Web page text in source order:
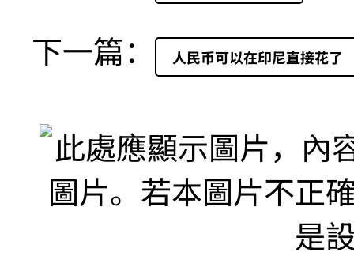
下一篇： 人民币可以在印尼直接花了